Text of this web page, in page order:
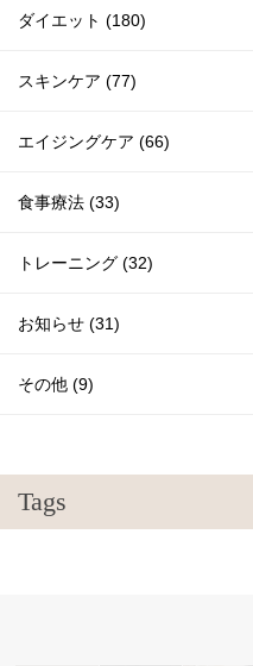
ダイエット (180)
スキンケア (77)
エイジングケア (66)
食事療法 (33)
トレーニング (32)
お知らせ (31)
その他 (9)
Tags